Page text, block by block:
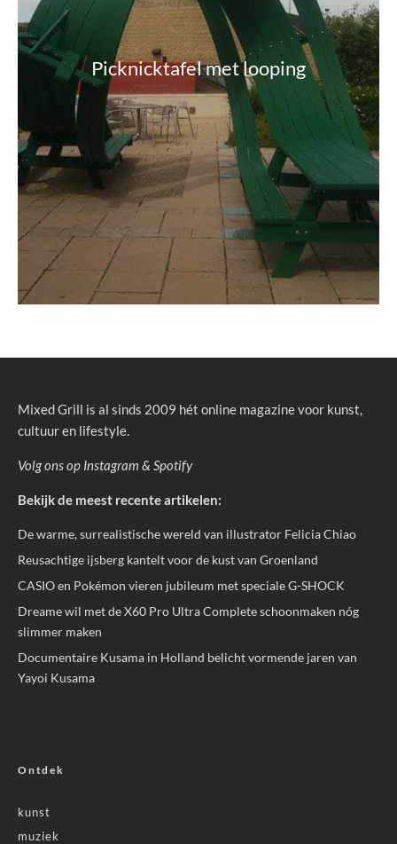
Picknicktafel met looping
Mixed Grill is al sinds 2009 hét online magazine voor kunst,
cultuur en lifestyle.
Volg ons op Instagram & Spotify
Bekijk de meest recente artikelen:
De warme, surrealistische wereld van illustrator Felicia Chiao
Reusachtige ijsberg kantelt voor de kust van Groenland
CASIO en Pokémon vieren jubileum met speciale G-SHOCK
Dreame wil met de X60 Pro Ultra Complete schoonmaken nóg
slimmer maken
Documentaire Kusama in Holland belicht vormende jaren van
Yayoi Kusama
Ontdek
kunst
muziek